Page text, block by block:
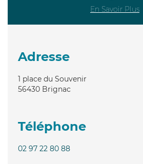
En Savoir Plus
Adresse
1 place du Souvenir
56430 Brignac
Téléphone
02 97 22 80 88